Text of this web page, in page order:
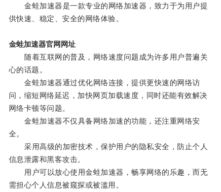
金蛙加速器是一款专业的网络加速器，致力于为用户提
供快速、稳定、安全的网络体验。
金蛙加速器官网网址
随着互联网的普及，网络速度问题成为许多用户普遍关
心的话题。
金蛙加速器通过优化网络连接，提供更快速的网络访
问，缩短网络延迟，加快网页加载速度，同时还能有效解决
网络卡顿等问题。
金蛙加速器不仅具备网络加速的功能，还注重网络安
全。
采用高级的加密技术，保护用户的隐私安全，防止个人
信息泄露和黑客攻击。
用户可以放心使用金蛙加速器，畅享网络的乐趣，而无
需担心个人信息被窥探或被滥用。